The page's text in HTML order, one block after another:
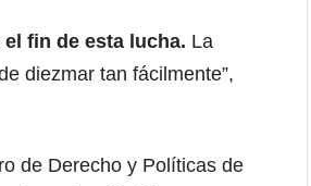
fin de esta lucha. La
diezmar tan fácilmente”,
de Derecho y Políticas de